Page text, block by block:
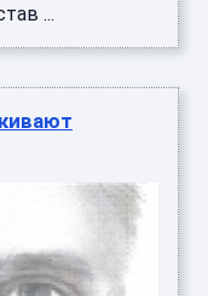
...